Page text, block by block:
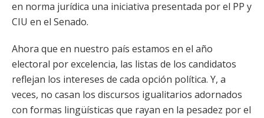
en norma jurídica una iniciativa presentada por el PP y
CIU en el Senado.
Ahora que en nuestro país estamos en el año
electoral por excelencia, las listas de los candidatos
reflejan los intereses de cada opción política. Y, a
veces, no casan los discursos igualitarios adornados
con formas lingüísticas que rayan en la pesadez por el